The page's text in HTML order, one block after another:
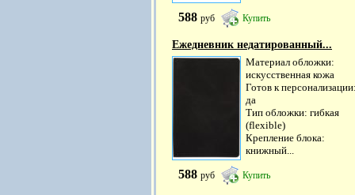
588 руб Купить
Ежедневник недатированный...
Материал обложки:
искусственная кожа
Готов к
да
Тип обложки: гибкая
(flexible)
Крепление блока:
книжный...
588 руб Купить